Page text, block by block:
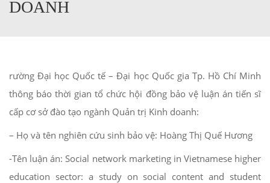
DOANH
rường Đại học Quốc tế – Đại học Quốc gia Tp. Hồ Chí Minh
thông báo thời gian tổ chức hội đồng bảo vệ luận án tiến sĩ
cấp cơ sở đào tạo ngành Quản trị Kinh doanh:
– Họ và tên nghiên cứu sinh bảo vệ: Hoàng Thị Quế Hương
-Tên luận án: Social network marketing in Vietnamese higher
education sector: a study on social content and student